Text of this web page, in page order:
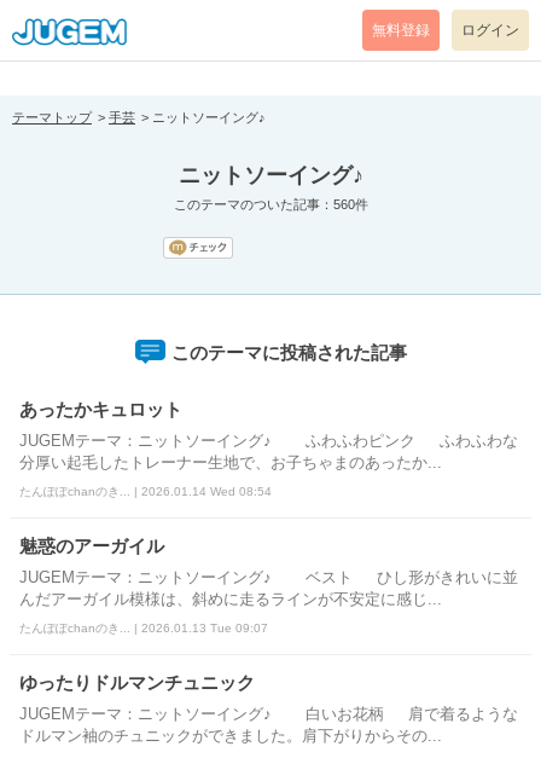
[pear_error: message="Success" code=0 mode=return level=notice
prefix="" info=""]
無料登録 ログイン
テーマトップ 手芸 ニットソーイング♪
ニットソーイング♪
このテーマのついた記事：560件
このテーマに投稿された記事
あったかキュロット
JUGEMテーマ：ニットソーイング♪ ふわふわピンク ふわふわな
分厚い起毛したトレーナー生地で、お子ちゃまのあったか...
たんぽぽchanのき... | 2026.01.14 Wed 08:54
魅惑のアーガイル
JUGEMテーマ：ニットソーイング♪ ベスト ひし形がきれいに並
んだアーガイル模様は、斜めに走るラインが不安定に感じ...
たんぽぽchanのき... | 2026.01.13 Tue 09:07
ゆったりドルマンチュニック
JUGEMテーマ：ニットソーイング♪ 白いお花柄 肩で着るような
ドルマン袖のチュニックができました。肩下がりからその...